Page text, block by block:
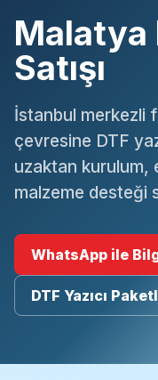
Malatya
Satışı
İstanbul merkezli
çevresine DTF
uzaktan kurulum,
malzeme desteği
WhatsApp ile
DTF Yazıcı